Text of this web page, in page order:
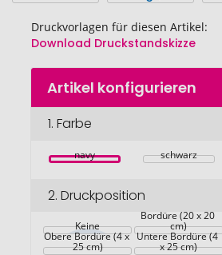
Druckvorlagen für diesen Artikel:
Download Druckstandskizze
Zum
Anfang
Bildgalerie
Artikel konfigurieren
1. Farbe
navy schwarz
2. Druckposition
Keine
Bordüre (20 x 20
cm)
Obere Bordüre (4 x
25 cm)
Untere Bordüre (4
x 25 cm)